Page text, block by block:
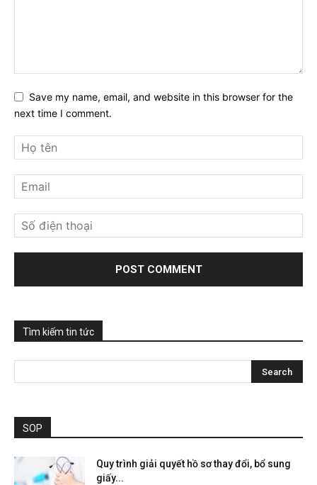
Save my name, email, and website in this browser for the
next time I comment.
Tìm kiếm tin tức
SOP
Quy trình giải quyết hồ sơ thay đổi, bổ sung
giấy...